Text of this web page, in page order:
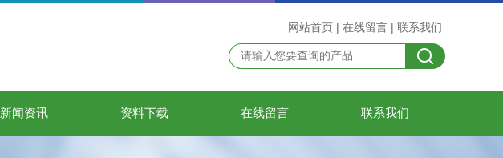
网站首页 | 在线留言 | 联系我们
新闻资讯 资料下载 在线留言 联系我们